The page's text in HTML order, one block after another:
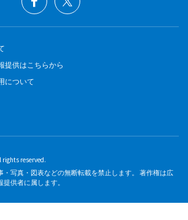
提供はこちらから
について
rights reserved.
・写真・図表などの無断転載を禁止します。 著作権は広
供者に属します。